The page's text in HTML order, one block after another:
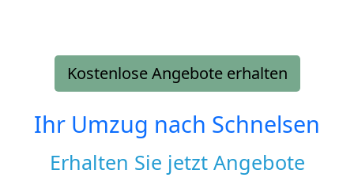
Kostenlose Angebote erhalten
Ihr Umzug nach Schnelsen
Erhalten Sie jetzt Angebote